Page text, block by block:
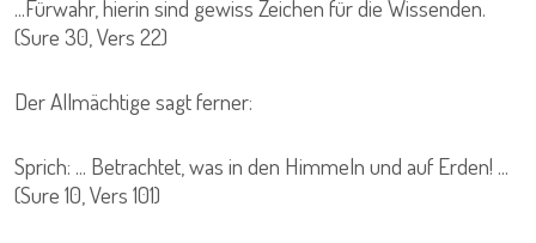
...Fürwahr, hierin sind gewiss Zeichen für die Wissenden.
(Sure 30, Vers 22)
Der Allmächtige sagt ferner:
Sprich: ... Betrachtet, was in den Himmeln und auf Erden! ...
(Sure 10, Vers 101)